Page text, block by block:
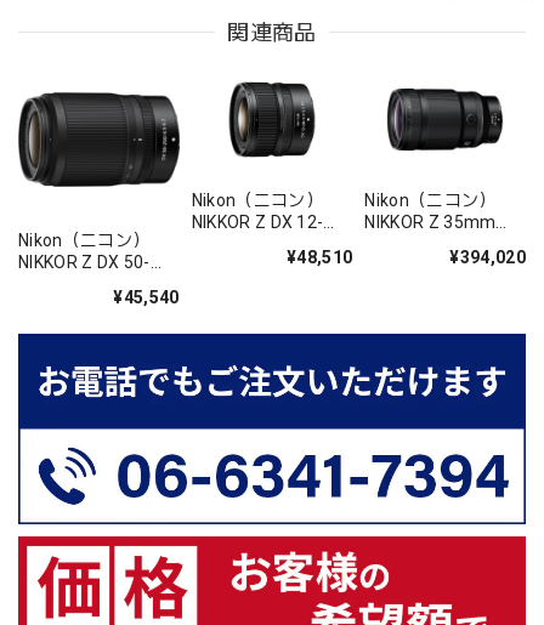
関連商品
Nikon（ニコン）
NIKKOR Z DX 50-
¥45,540
Nikon（ニコン）
NIKKOR Z DX 12-
¥48,510
Nikon（ニコン）
NIKKOR Z 35mm
¥394,020